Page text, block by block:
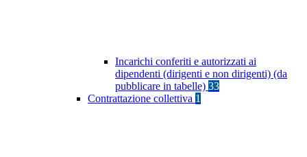
Incarichi conferiti e autorizzati ai
dipendenti (dirigenti e non dirigenti) (da
pubblicare in tabelle) 33
Contrattazione collettiva 1